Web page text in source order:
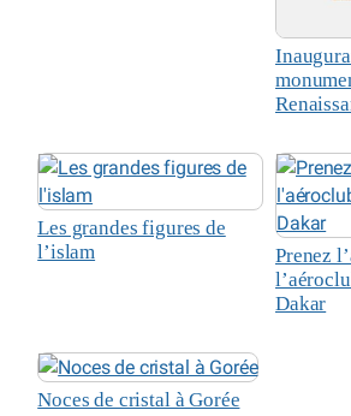
Les grandes figures de
l’islam
Prenez
Dakar
Noces de cristal à Gorée